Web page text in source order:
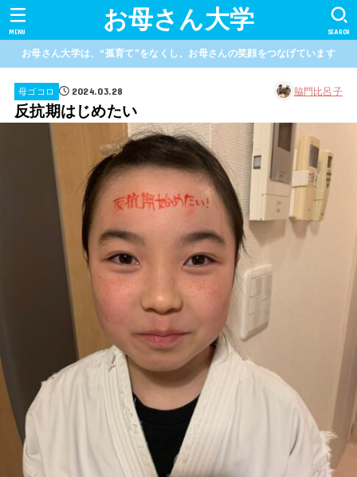
お母さん大学 SEARCH
MENU
お母さん大学は、“孤育て”をなくし、お母さんの笑顔をつなげています
母ゴコロ 2024.03.28 脇門比呂子
反抗期はじめたい